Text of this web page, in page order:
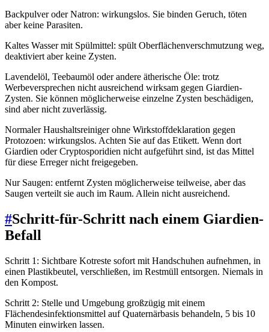
Backpulver oder Natron: wirkungslos. Sie binden Geruch, töten
aber keine Parasiten.
Kaltes Wasser mit Spülmittel: spült Oberflächenverschmutzung weg,
deaktiviert aber keine Zysten.
Lavendelöl, Teebaumöl oder andere ätherische Öle: trotz
Werbeversprechen nicht ausreichend wirksam gegen Giardien-
Zysten. Sie können möglicherweise einzelne Zysten beschädigen,
sind aber nicht zuverlässig.
Normaler Haushaltsreiniger ohne Wirkstoffdeklaration gegen
Protozoen: wirkungslos. Achten Sie auf das Etikett. Wenn dort
Giardien oder Cryptosporidien nicht aufgeführt sind, ist das Mittel
für diese Erreger nicht freigegeben.
Nur Saugen: entfernt Zysten möglicherweise teilweise, aber das
Saugen verteilt sie auch im Raum. Allein nicht ausreichend.
#Schritt-für-Schritt nach einem Giardien-
Befall
Schritt 1: Sichtbare Kotreste sofort mit Handschuhen aufnehmen, in
einen Plastikbeutel, verschließen, im Restmüll entsorgen. Niemals in
den Kompost.
Schritt 2: Stelle und Umgebung großzügig mit einem
Flächendesinfektionsmittel auf Quaternärbasis behandeln, 5 bis 10
Minuten einwirken lassen.